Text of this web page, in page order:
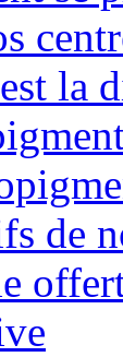
la
de